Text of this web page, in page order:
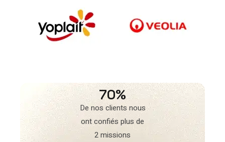
70%
De nos clients nous
ont confiés plus de
2 missions